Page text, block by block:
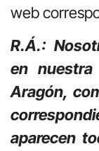
web
R.Á.:
en
Aragón,
aparecen